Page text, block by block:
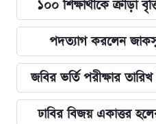
১০০ শিক্ষার্থীকে ক্রীড়া
পদত্যাগ করলেন
জবির ভর্তি পরীক্ষার
ঢাবির বিজয় একাত্তর